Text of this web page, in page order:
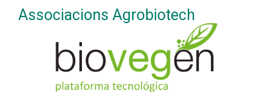
Associacions Agrobiotech